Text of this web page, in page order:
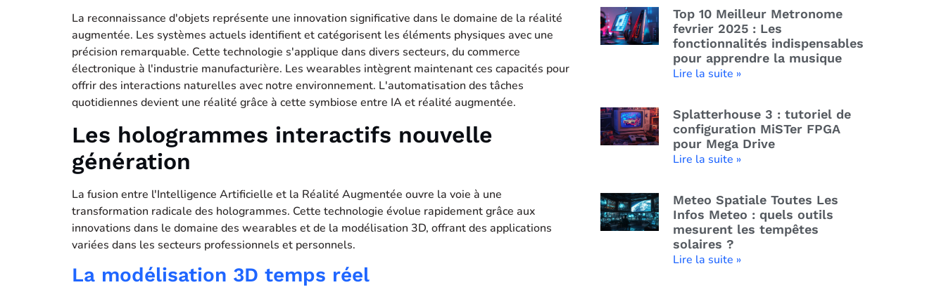
La reconnaissance d'objets représente une innovation significative dans le domaine de la réalité
augmentée. Les systèmes actuels identifient et catégorisent les éléments physiques avec une
précision remarquable. Cette technologie s'applique dans divers secteurs, du commerce
électronique à l'industrie manufacturière. Les wearables intègrent maintenant ces capacités pour
offrir des interactions naturelles avec notre environnement. L'automatisation des tâches
quotidiennes devient une réalité grâce à cette symbiose entre IA et réalité augmentée.
Les hologrammes interactifs nouvelle
génération
La fusion entre l'Intelligence Artificielle et la Réalité Augmentée ouvre la voie à une
transformation radicale des hologrammes. Cette technologie évolue rapidement grâce aux
innovations dans le domaine des wearables et de la modélisation 3D, offrant des applications
variées dans les secteurs professionnels et personnels.
La modélisation 3D temps réel
Top 10 Meilleur Metronome
fevrier 2025 : Les
fonctionnalités indispensables
pour apprendre la musique
Lire la suite »
Splatterhouse 3 : tutoriel de
configuration MiSTer FPGA
pour Mega Drive
Lire la suite »
Meteo Spatiale Toutes Les
Infos Meteo : quels outils
mesurent les tempêtes
solaires ?
Lire la suite »